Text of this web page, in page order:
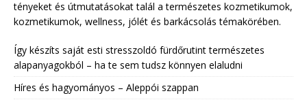
tényeket és útmutatásokat talál a természetes kozmetikumok,
kozmetikumok, wellness, jólét és barkácsolás témakörében.
Így készíts saját esti stresszoldó fürdőrutint természetes
alapanyagokból – ha te sem tudsz könnyen elaludni
Híres és hagyományos – Aleppói szappan